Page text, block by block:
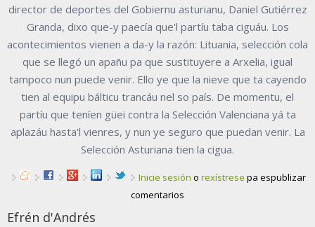
director de deportes del Gobiernu asturianu, Daniel Gutiérrez
Granda, dixo que-y paecía que'l partíu taba ciguáu. Los
acontecimientos vienen a da-y la razón: Lituania, selección cola
que se llegó un apañu pa que sustituyere a Arxelia, igual
tampoco nun puede venir. Ello ye que la nieve que ta cayendo
tien al equipu bálticu trancáu nel so país. De momentu, el
partíu que teníen güei contra la Selección Valenciana yá ta
aplazáu hasta'l vienres, y nun ye seguro que puedan venir. La
Selección Asturiana tien la cigua.
Inicie sesión o rexístrese pa espublizar
comentarios
Efrén d'Andrés